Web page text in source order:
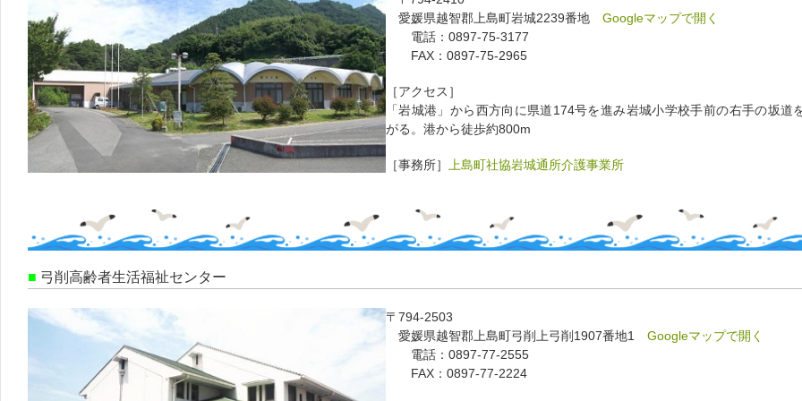
愛媛県越智郡上島町岩城2239番地
Googleマップで開く
電話：0897-75-3177
FAX：0897-75-2965
［アクセス］
「岩城港」から西方向に県道174号を進み岩城小学校手前の右手の坂道
がる。 港から徒歩約800m
［事務所］ 上島町社協岩城通所介護事業所
■ 弓削高齢者生活福祉センター
〒794-2503
愛媛県越智郡上島町弓削上弓削1907番地1 Googleマップで開く
電話：0897-77-2555
FAX：0897-77-2224